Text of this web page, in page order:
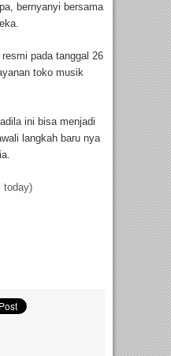
bernyanyi bersama
pada tanggal 26
toko musik
ini bisa menjadi
langkah baru nya
today)